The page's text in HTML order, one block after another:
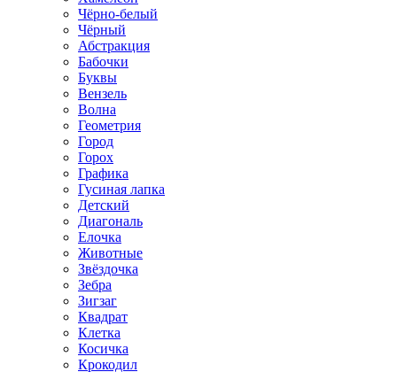
Чёрно-белый
Чёрный
Абстракция
Бабочки
Буквы
Вензель
Волна
Геометрия
Город
Горох
Графика
Гусиная лапка
Детский
Диагональ
Елочка
Животные
Звёздочка
Зебра
Зигзаг
Квадрат
Клетка
Косичка
Крокодил